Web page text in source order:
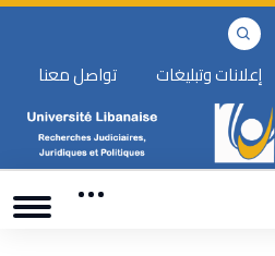
إعلانات وتبليغات تواصل معنا